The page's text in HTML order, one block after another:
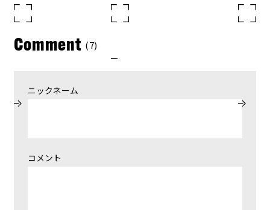
Comment (7)
ニックネーム
コメント